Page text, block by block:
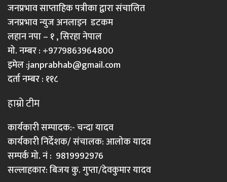
जनप्रभाव साप्ताहिक पत्रीका द्वारा संचालित
जनप्रभाव न्युज अनलाइन डटकम
लहान नपा – १ , सिरहा नेपाल
मो. नम्बर : +9779863964800
इमेल :janprabhab@gmail.com
दर्ता नम्बर : ११८
हाम्रो टीम
कार्यकारी सम्पादक:- चन्दा यादव
कार्यकारी निर्देशक/ संचालक: आलोक यादव
सम्पर्क मो. नं : 9819992976
सल्लाहकार: बिजय कु. गुप्ता/देवकुमार यादव